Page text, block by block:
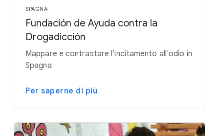
SPAGNA
Fundación de Ayuda contra la
Drogadicción
Mappare e contrastare l'incitamento all'odio in
Spagna
Per saperne di più